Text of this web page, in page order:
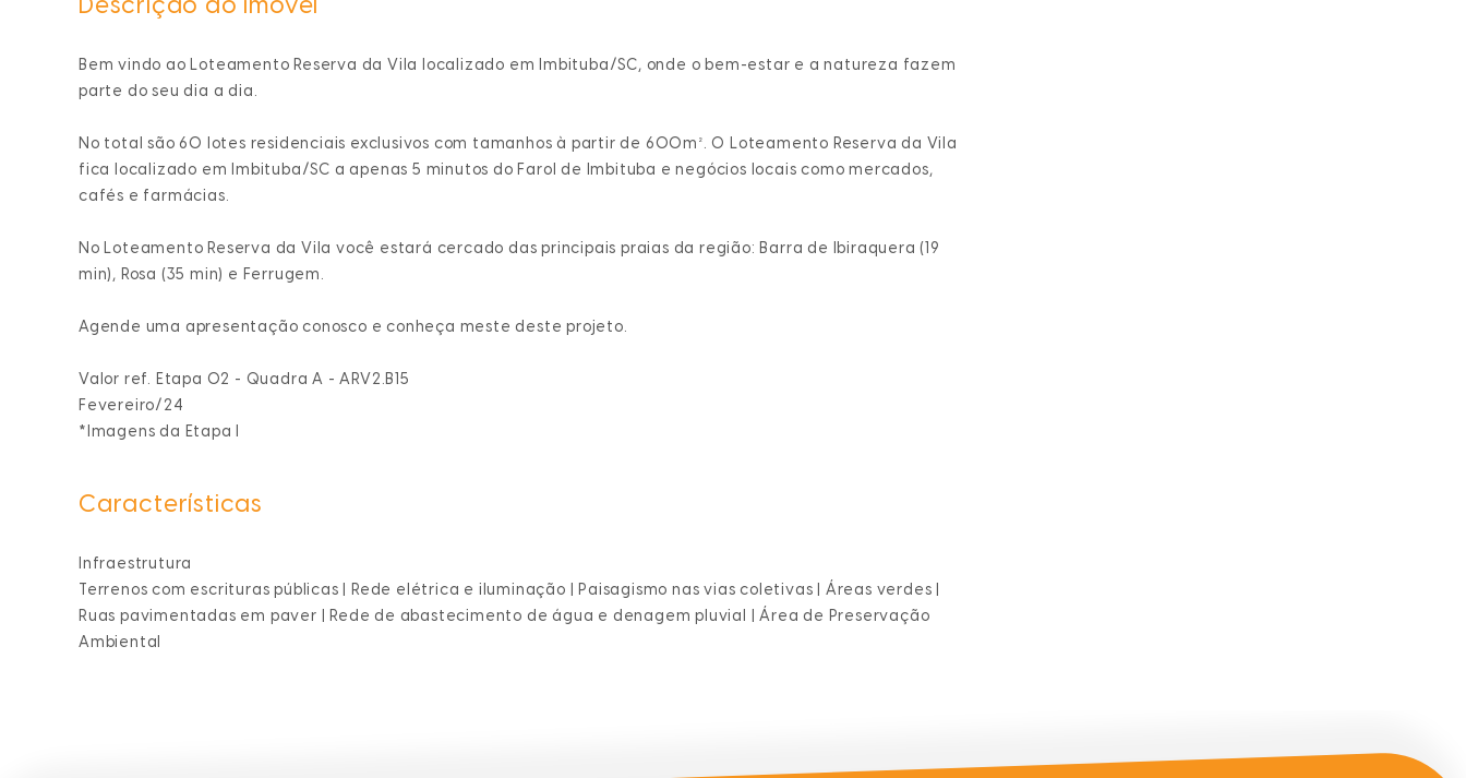
Bem vindo ao Loteamento Reserva da Vila localizado em Imbituba/SC, onde o bem-estar e a natureza fazem
parte do seu dia a dia.
No total são 60 lotes residenciais exclusivos com tamanhos à partir de 600m². O Loteamento Reserva da Vila
fica localizado em Imbituba/SC a apenas 5 minutos do Farol de Imbituba e negócios locais como mercados,
cafés e farmácias.
No Loteamento Reserva da Vila você estará cercado das principais praias da região: Barra de Ibiraquera (19
min), Rosa (35 min) e Ferrugem.
Agende uma apresentação conosco e conheça meste deste projeto.
Valor ref. Etapa 02 - Quadra A - ARV2.B15
Fevereiro/24
*Imagens da Etapa I
Características
Infraestrutura
Terrenos com escrituras públicas | Rede elétrica e iluminação | Paisagismo nas vias coletivas | Áreas verdes |
Ruas pavimentadas em paver | Rede de abastecimento de água e denagem pluvial | Área de Preservação
Ambiental